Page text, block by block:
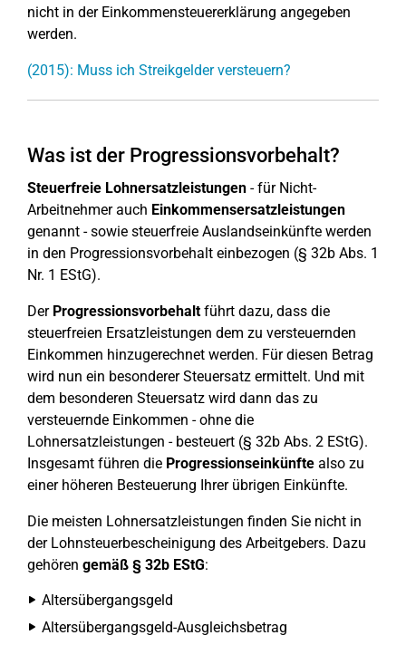
nicht in der Einkommensteuererklärung angegeben
werden.
(2015): Muss ich Streikgelder versteuern?
Was ist der Progressionsvorbehalt?
Steuerfreie Lohnersatzleistungen - für Nicht-
Arbeitnehmer auch Einkommensersatzleistungen
genannt - sowie steuerfreie Auslandseinkünfte werden
in den Progressionsvorbehalt einbezogen (§ 32b Abs. 1
Nr. 1 EStG).
Der Progressionsvorbehaltführt dazu, dass die
steuerfreien Ersatzleistungen dem zu versteuernden
Einkommen hinzugerechnet werden. Für diesen Betrag
wird nun ein besonderer Steuersatz ermittelt. Und mit
dem besonderen Steuersatz wird dann das zu
versteuernde Einkommen - ohne die
Lohnersatzleistungen - besteuert (§ 32b Abs. 2 EStG).
Insgesamt führen die Progressionseinkünfte also zu
einer höheren Besteuerung Ihrer übrigen Einkünfte.
Die meisten Lohnersatzleistungen finden Sie nicht in
der Lohnsteuerbescheinigung des Arbeitgebers. Dazu
gehören gemäß § 32b EStG:
Altersübergangsgeld
Altersübergangsgeld-Ausgleichsbetrag